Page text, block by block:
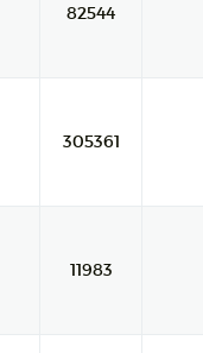
82544
305361
11983